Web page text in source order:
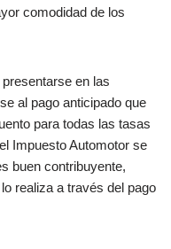
comodidad de los
en las
al pago anticipado que
para todas las tasas
Impuesto Automotor se
buen contribuyente,
realiza a través del pago